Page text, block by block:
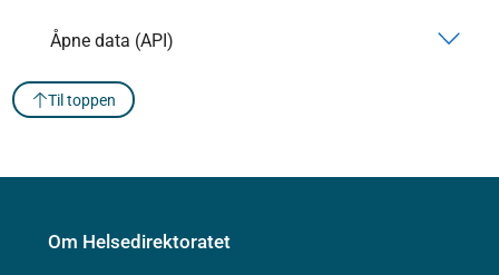
Åpne data (API)
Til toppen
Om Helsedirektoratet